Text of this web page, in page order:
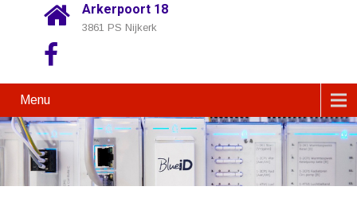
Arkerpoort 18
3861 PS Nijkerk
Menu